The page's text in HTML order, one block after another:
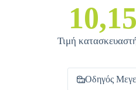
Τιμή
Οδηγός